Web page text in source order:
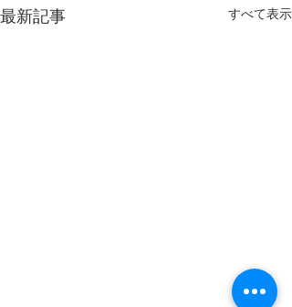
最新記事 すべて表示